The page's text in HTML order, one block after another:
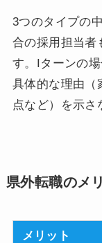
3つのタイプの
合の採用担当者
す。Iターンの
具体的な理由（
点など）を示さ
県外転職のメ
メリット